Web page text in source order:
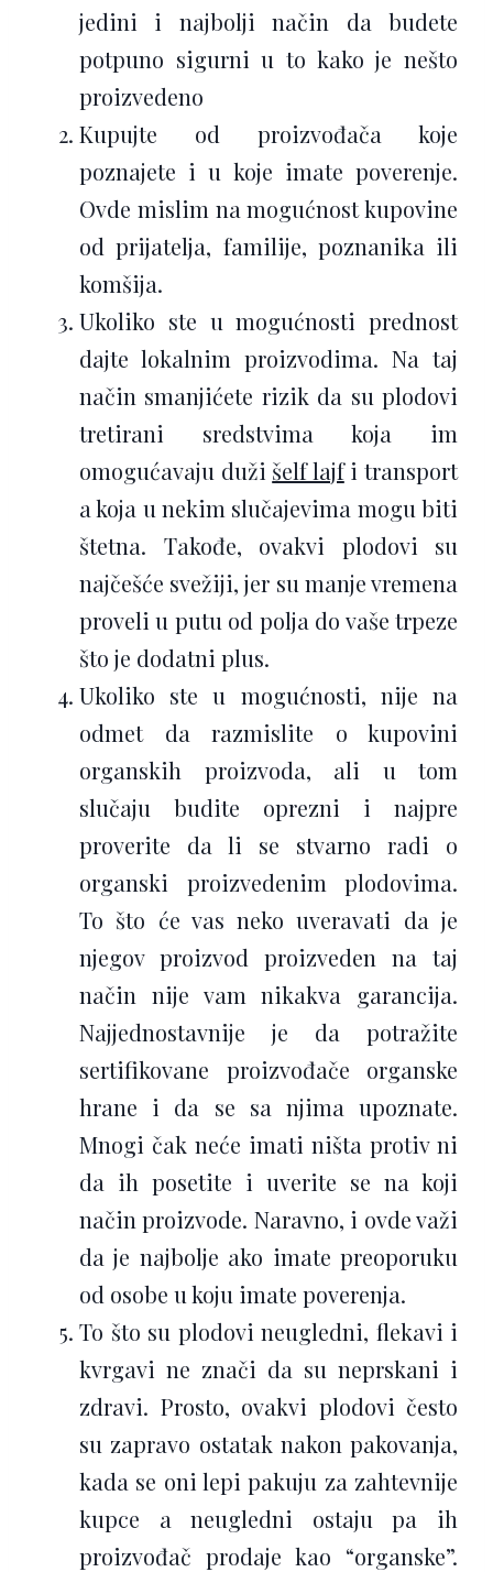
jedini i najbolji način da budete
potpuno sigurni u to kako je nešto
proizvedeno
Kupujte od proizvođača koje
poznajete i u koje imate poverenje.
Ovde mislim na mogućnost kupovine
od prijatelja, familije, poznanika ili
komšija.
Ukoliko ste u mogućnosti prednost
dajte lokalnim proizvodima. Na taj
način smanjićete rizik da su plodovi
tretirani sredstvima koja im
omogućavaju duži šelf lajfi transport
a koja u nekim slučajevima mogu biti
štetna. Takođe, ovakvi plodovi su
najčešće svežiji, jer su manje vremena
proveli u putu od polja do vaše trpeze
što je dodatni plus.
Ukoliko ste u mogućnosti, nije na
odmet da razmislite o kupovini
organskih proizvoda, ali u tom
slučaju budite oprezni i najpre
proverite da li se stvarno radi o
organski proizvedenim plodovima.
To što će vas neko uveravati da je
njegov proizvod proizveden na taj
način nije vam nikakva garancija.
Najjednostavnije je da potražite
sertifikovane proizvođače organske
hrane i da se sa njima upoznate.
Mnogi čak neće imati ništa protiv ni
da ih posetite i uverite se na koji
način proizvode. Naravno, i ovde važi
da je najbolje ako imate preoporuku
od osobe u koju imate poverenja.
To što su plodovi neugledni, flekavi i
kvrgavi ne znači da su neprskani i
zdravi. Prosto, ovakvi plodovi često
su zapravo ostatak nakon pakovanja,
kada se oni lepi pakuju za zahtevnije
kupce a neugledni ostaju pa ih
proizvođač prodaje kao “organske”.